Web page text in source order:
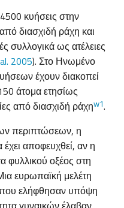
κυήσεις στην
διασχιδή ράχη και
συλλογικά ως ατέλειες
2005). Στο Ηνωμένο
έχουν διακοπεί
άτομα ετησίως
από διασχιδή ράχηw1.
περιπτώσεων, η
αποφευχθεί, αν η
φυλλικού οξέος στη
ευρωπαϊκή μελέτη
ελήφθησαν υπόψη